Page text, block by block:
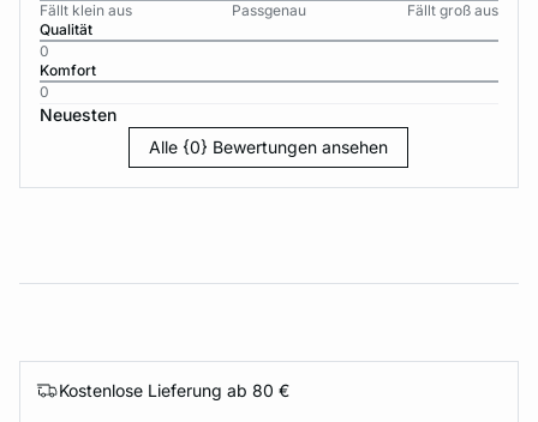
Fällt klein aus
Passgenau
Fällt groß aus
Qualität
0
Komfort
0
Neuesten
Alle {0} Bewertungen ansehen
Kostenlose Lieferung ab 80 €